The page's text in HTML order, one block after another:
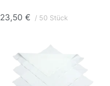
23,50 € 50 Stück